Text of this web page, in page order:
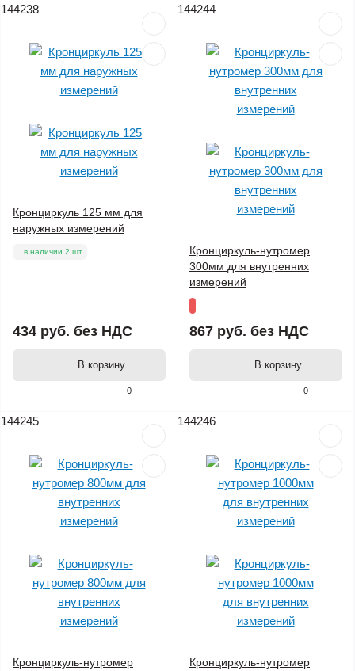
144238
0
Кронциркуль 125 мм для
наружных измерений
в наличии 2 шт.
434 руб. без НДС
В корзину
144244
0
Кронциркуль-нутромер
300мм для внутренних
измерений
867 руб. без НДС
В корзину
144245
Кронциркуль-нутромер
144246
Кронциркуль-нутромер